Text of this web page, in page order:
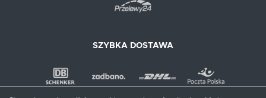
SZYBKA DOSTAWA